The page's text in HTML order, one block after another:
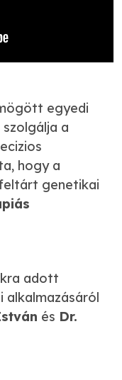
egyedi
a
hogy a
genetikai
adott
alkalmazásáról
és Dr.